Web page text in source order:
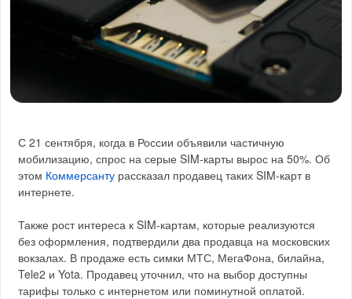
С 21 сентября, когда в России объявили частичную
мобилизацию, спрос на серые SIM-карты вырос на 50%. Об
этом Коммерсанту рассказал продавец таких SIM-карт в
интернете.
Также рост интереса к SIM-картам, которые реализуются
без оформления, подтвердили два продавца на московских
вокзалах. В продаже есть симки МТС, МегаФона, билайна,
Tele2 и Yota. Продавец уточнил, что на выбор доступны
тарифы только с интернетом или поминутной оплатой.